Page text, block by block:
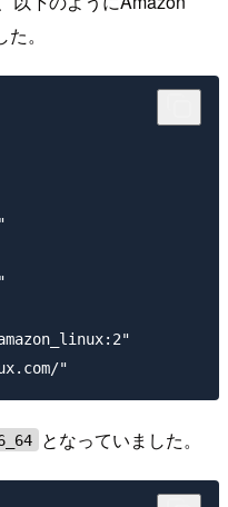
。
となっていました。